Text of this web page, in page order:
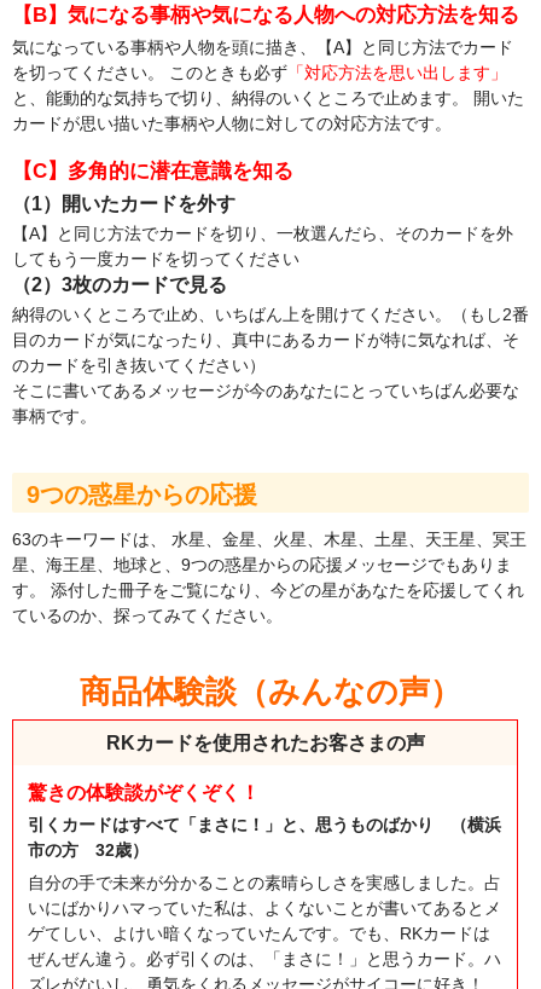
【B】気になる事柄や気になる人物への対応方法を知る
気になっている事柄や人物を頭に描き、【A】と同じ方法でカード
を切ってください。 このときも必ず 「対応方法を思い出します」
と、能動的な気持ちで切り、納得のいくところで止めます。 開いた
カードが思い描いた事柄や人物に対しての対応方法です。
【C】多角的に潜在意識を知る
（1）開いたカードを外す
【A】と同じ方法でカードを切り、一枚選んだら、そのカードを外
してもう一度カードを切ってください
（2）3枚のカードで見る
納得のいくところで止め、いちばん上を開けてください。（もし2番
目のカードが気になったり、真中にあるカードが特に気なれば、そ
のカードを引き抜いてください）
そこに書いてあるメッセージが今のあなたにとっていちばん必要な
事柄です。
9つの惑星からの応援
63のキーワードは、 水星、金星、火星、木星、土星、天王星、冥王
星、海王星、地球と、9つの惑星からの応援メッセージでもありま
す。 添付した冊子をご覧になり、今どの星があなたを応援してくれ
ているのか、探ってみてください。
商品体験談（みんなの声）
RKカードを使用されたお客さまの声
驚きの体験談がぞくぞく！
引くカードはすべて「まさに！」と、思うものばかり （横浜
市の方 32歳）
自分の手で未来が分かることの素晴らしさを実感しました。占
いにばかりハマっていた私は、よくないことが書いてあるとメ
ゲてしい、よけい暗くなっていたんです。でも、RKカードは
ぜんぜん違う。必ず引くのは、「まさに！」と思うカード。ハ
ズレがないし、勇気をくれるメッセージがサイコーに好き！